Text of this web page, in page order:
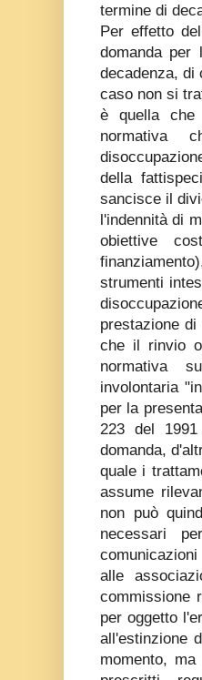
termine di
Per effetto del rinvio contenuto nell'art. 7 della legge n. 233 del 1991, la domanda per la fruizione dell'indennità di mobilità soggiace al termine di decadenza, di cui al quinto comma dell'art. 129 legge n. 1155 del 1936. In tal caso non si tratta dell'applicazione analogica di una norma eccezionale, qual è quella che dispone la decadenza, ma dell'applicazione diretta della normativa che disciplina l'assicurazione obbligatoria contro la disoccupazione involontaria, sicché resta estraneo alla regolamentazione della fattispecie l'art. 14 delle disposizioni sulla legge in generale, che sancisce il divieto di applicazione analogica delle norme eccezionali. Inoltre, l'indennità di mobilità, per quanto speciale per alcuni suoi aspetti (condizioni obiettive costituenti il suo presupposto, procedura da seguire e finanziamento), rientra, unitamente all'indennità di disoccupazione, fra gli strumenti intesi a tutelare lo stesso evento protetto, costituito dallo stato di disoccupazione da licenziamento, tant'é che sostituisce ogni altra prestazione di disoccupazione (art. 7, comma ottavo), con la conseguenza che il rinvio operato dal comma dodicesimo dello stesso art. 7 cit. alla normativa sull'assicurazione obbligatoria contro la disoccupazione involontaria "in quanto applicabile" non può non riguardare anche i termini per la presentazione della domanda della prestazione, atteso che la legge n. 223 del 1991 nulla dispone circa detti termini. La presentazione della domanda, d'altra parte, è resa necessaria anche dalla regola generale per la quale i trattamenti previdenziali presuppongono di regola una domanda che assume rilevanza costitutiva, tanto più che l'INPS non è a conoscenza e non può quindi controllare se l'interessato sia in possesso dei requisiti necessari per accedere al trattamento in questione, in quanto le